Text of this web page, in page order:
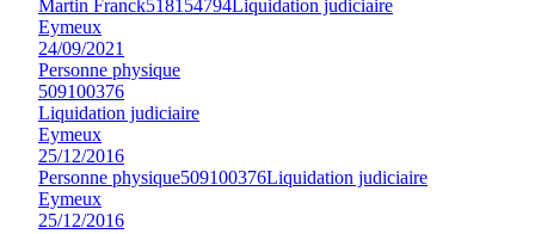
Martin Franck518154794Liquidation judiciaire
Eymeux
24/09/2021
Personne physique
509100376
Liquidation judiciaire
Eymeux
25/12/2016
Personne physique509100376Liquidation judiciaire
Eymeux
25/12/2016